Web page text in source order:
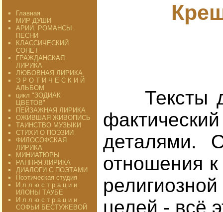
Главная
МИР ДУШИ
АРИИ. РОМАНСЫ.
ПЕСНИ
КЛАССИЧЕСКИЙ
СОНЕТ
ГРАЖДАНСКАЯ
ЛИРИКА
ЛЮБОВНАЯ ЛИРИКА
Э Р О Т И Ч Е С К И Й
АЛЬБОМ
цикл "ЗОДИАК
ЦВЕТОВ"
ПЕЙЗАЖНАЯ ЛИРИКА
ОЖИВШАЯ ЖИВОПИСЬ
ТАИНСТВО МУЗЫКИ
СТИХИ О ПОЭЗИИ
ФИЛОСОФСКАЯ
ЛИРИКА
МИНИАТЮРЫ
РАННЯЯ ЛИРИКА
ДИАЛОГИ С ПОЭТАМИ
Поэтическая студия
И л л ю с т р а ц и и
ИЛОНЫ ТАУБЕ
И л л ю с т р а ц и и
СОФЬИ БЕСТУЖЕВОЙ
Тексты
деталями.
отношения
целей - всё